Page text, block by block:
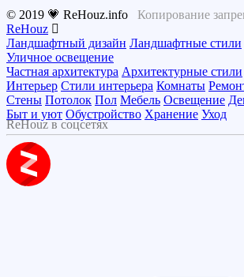
© 2019 💗 ReHouz.info Копирование
ReHouz
Ландшафтный дизайн Ландшафтные стили
Уличное освещение
Частная архитектура Архитектурные стили
Интерьер Стили интерьера Комнаты
Стены Потолок Пол Мебель Освещение
Быт и уют Обустройство Хранение Уход
ReHouz в соцсетях